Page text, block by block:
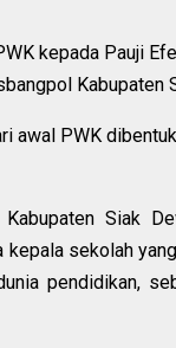
kepada Pauji
Kabupaten
awal PWK
Siak
sekolah
pendidikan,